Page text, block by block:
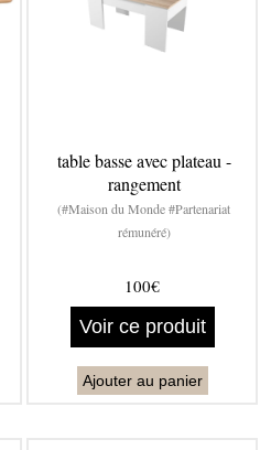
table basse avec plateau -
rangement
(#Maison du Monde #Partenariat
rémunéré)
100€
Voir ce produit
Ajouter au panier